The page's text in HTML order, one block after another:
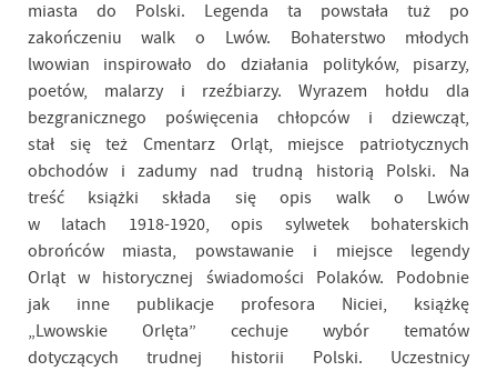
miasta do Polski. Legenda ta powstała tuż po
zakończeniu walk o Lwów. Bohaterstwo młodych
lwowian inspirowało do działania polityków, pisarzy,
poetów, malarzy i rzeźbiarzy. Wyrazem hołdu dla
bezgranicznego poświęcenia chłopców i dziewcząt,
stał się też Cmentarz Orląt, miejsce patriotycznych
obchodów i zadumy nad trudną historią Polski. Na
treść książki składa się opis walk o Lwów
w latach 1918-1920, opis sylwetek bohaterskich
obrońców miasta, powstawanie i miejsce legendy
Orląt w historycznej świadomości Polaków. Podobnie
jak inne publikacje profesora Niciei, książkę
„Lwowskie Orlęta” cechuje wybór tematów
dotyczących trudnej historii Polski. Uczestnicy